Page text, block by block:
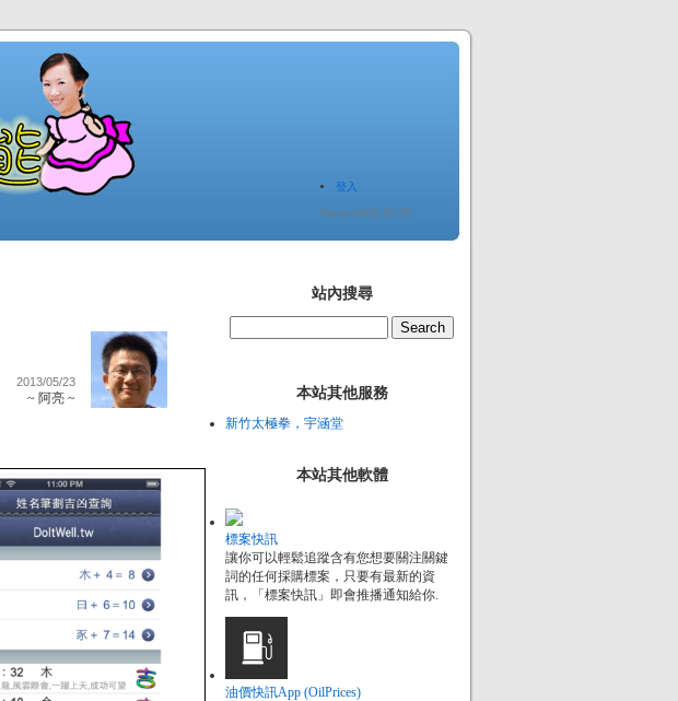
登入
Since 2005.12.20
2013/05/23
~ 阿亮 ~
站內搜尋
本站其他服務
新竹太極拳，宇涵堂
本站其他軟體
標案快訊
讓你可以輕鬆追蹤含有您想要關注關鍵
詞的任何採購標案，只要有最新的資
訊，「標案快訊」即會推播通知給你.
油價快訊App (OilPrices)